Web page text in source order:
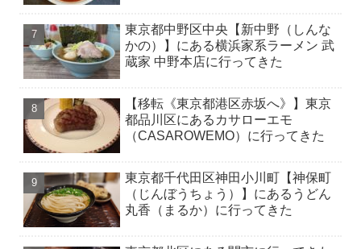
東京都中野区中央【新中野（しんな
かの）】にある横浜家系ラーメン 武
蔵家 中野本店に行ってきた
【移転《東京都港区赤坂へ》】東京
都品川区にあるカサローエモ
（CASAROWEMO）に行ってきた
東京都千代田区神田小川町【神保町
（じんぼうちょう）】にあるうどん
丸香（まるか）に行ってきた